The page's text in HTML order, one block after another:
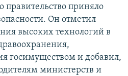
правительство приняло
Он отметил
высоких технологий в
госимуществом и добавил,
министерств и